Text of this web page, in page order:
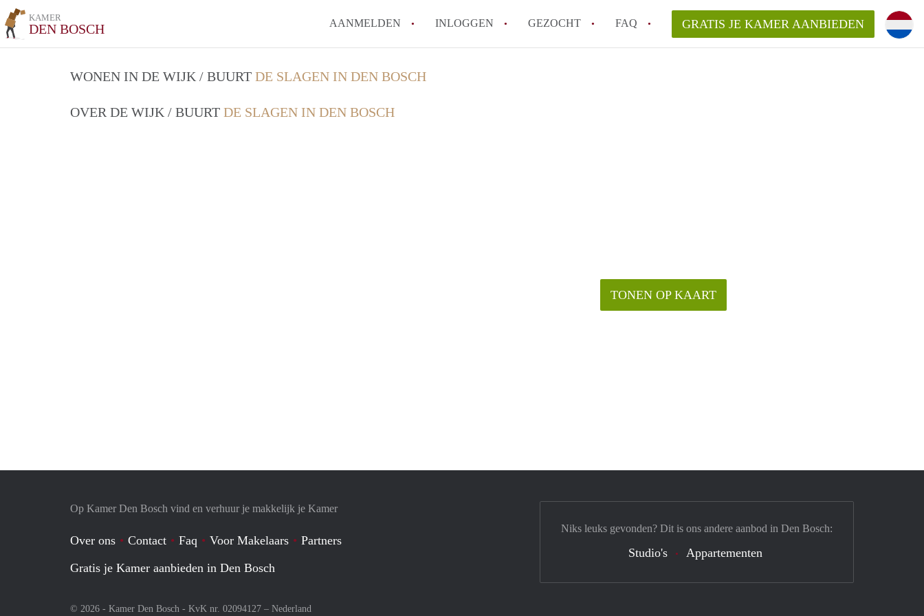
KAMER
DEN BOSCH AANMELDEN INLOGGEN GEZOCHT FAQ GRATIS JE KAMER AANBIEDEN
WONEN IN DE WIJK / BUURT DE SLAGEN IN DEN BOSCH
OVER DE WIJK / BUURT DE SLAGEN IN DEN BOSCH
TONEN OP KAART
Op Kamer Den Bosch vind en verhuur je makkelijk je Kamer
Over ons Contact Faq Voor Makelaars
Partners
Gratis je Kamer aanbieden in Den Bosch
© 2026 - Kamer Den Bosch - KvK nr. 02094127 – Nederland
Niks leuks gevonden? Dit is ons andere aanbod in Den Bosch:
Studio's Appartementen